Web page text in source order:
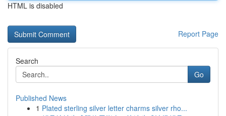
HTML is disabled
Report Page
Search
Go
Published News
1 Plated sterling silver letter charms silver rho...